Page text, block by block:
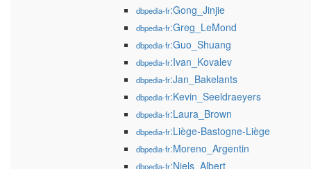
dbpedia-fr:Gong_Jinjie
dbpedia-fr:Greg_LeMond
dbpedia-fr:Guo_Shuang
dbpedia-fr:Ivan_Kovalev
dbpedia-fr:Jan_Bakelants
dbpedia-fr:Kevin_Seeldraeyers
dbpedia-fr:Laura_Brown
dbpedia-fr:Liège-Bastogne-Liège
dbpedia-fr:Moreno_Argentin
dbpedia-fr:Niels_Albert